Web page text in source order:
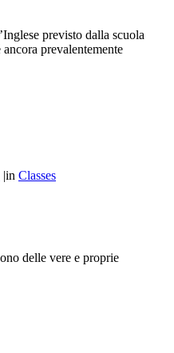
previsto dalla scuola
prevalentemente
|in Classes
delle vere e proprie